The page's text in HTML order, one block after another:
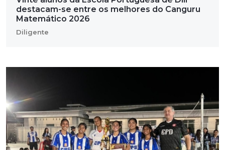
destacam-se entre os melhores do Canguru
Matemático 2026
Diligente